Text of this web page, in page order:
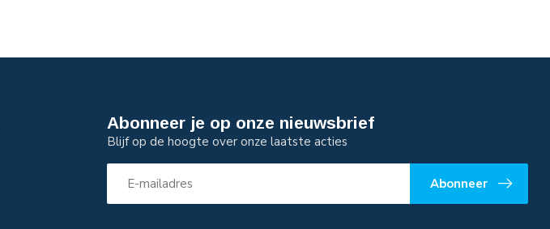
Abonneer je op onze nieuwsbrief
Blijf op de hoogte over onze laatste acties
Abonneer